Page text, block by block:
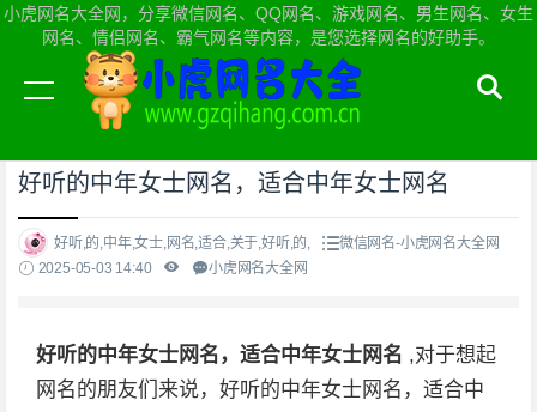
小虎网名大全网，分享微信网名、QQ网名、游戏网名、男生网名、女生
网名、情侣网名、霸气网名等内容，是您选择网名的好助手。
当前位置：小虎网名大全网首页>微信网名
好听的中年女士网名，适合中年女士网名
好听,的,中年,女士,网名,适合,关于,好听,的,
微信网名-小虎网名大全网
2025-05-03 14:40
小虎网名大全网
好听的中年女士网名，适合中年女士网名 ,对于想起
网名的朋友们来说，好听的中年女士网名，适合中